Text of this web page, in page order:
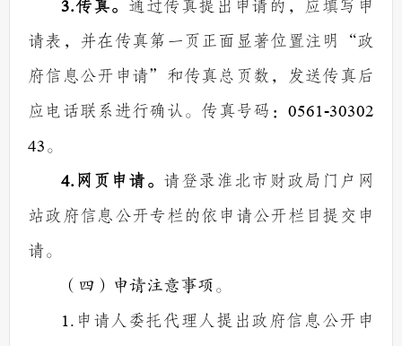
3.传真。 通过传真提出申请的，应填写申
请表，并在传真第一页正面显著位置注明
“政
府信息公开申请” 和传真总页数，发送传真后
应电话联系进行确认。传真号码： 0561-30302
43。
4.网页申请。 请登录淮北市财政局门户网
站政府信息公开专栏的依申请公开栏目提交申
请。
（四）申请注意事项。
1. 申请人委托代理人提出政府信息公开申